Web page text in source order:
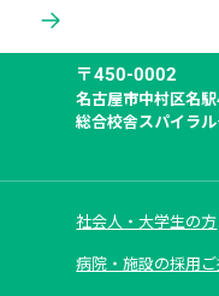
〒450-0002
名古屋市中村区名
総合校舎スパイラ
社会人・大学生の方
病院・施設の採用